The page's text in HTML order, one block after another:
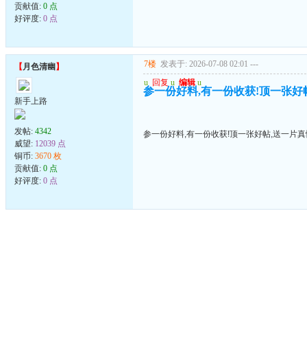
贡献值: 0 点
好评度: 0 点
【月色清幽 】
新手上路
发帖: 4342
威望: 12039 点
铜币: 3670 枚
贡献值: 0 点
好评度: 0 点
7楼 发表于: 2026-07-08 02:01 ---
u 回复 u 编辑 u
参一份好料,有一份收获!顶一张
参一份好料,有一份收获!顶一张好帖,送一片